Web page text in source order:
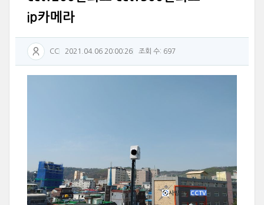
ip카메라
CC 2021.04.06 20:00:26 조회 수: 697